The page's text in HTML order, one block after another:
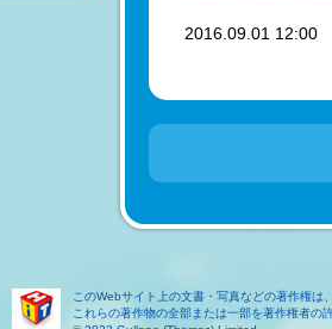
2016.09.01
このWebサイト上の文書・写真などの著作権
これらの著作物の全部または一部を著作権者の